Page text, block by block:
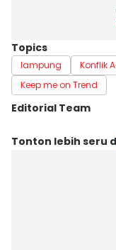
Topics
lampung Konflik
Keep me on Trend
Editorial Team
Editor
Tonton lebih seru